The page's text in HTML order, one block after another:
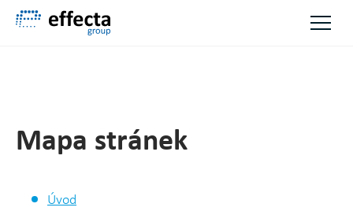
Přeskočit na hlavní obsah
Mapa stránek
Úvod